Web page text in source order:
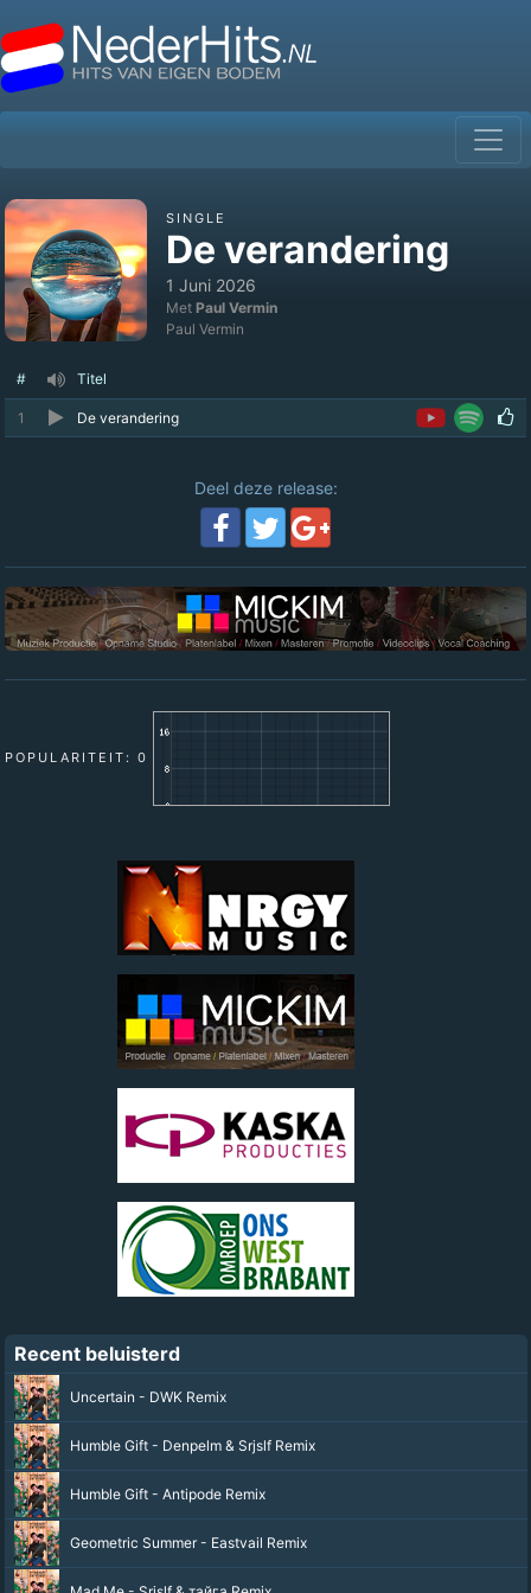
SINGLE
De verandering
1 Juni 2026
Met Paul Vermin
Paul Vermin
# Titel
1 De verandering
Deel deze release:
POPULARITEIT: 0
Recent beluisterd
Uncertain - DWK Remix
Humble Gift - Denpelm & Srjslf Remix
Humble Gift - Antipode Remix
Geometric Summer - Eastvail Remix